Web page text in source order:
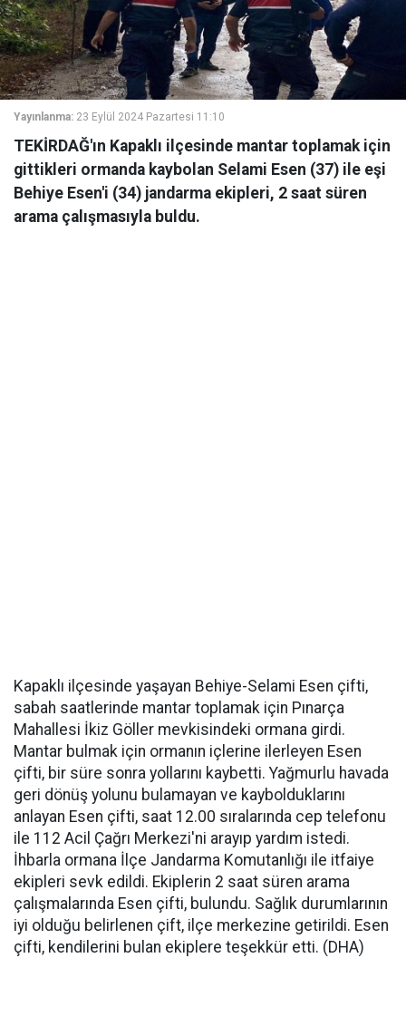
Yayınlanma: 23 Eylül 2024 Pazartesi 11:10
TEKİRDAĞ'ın Kapaklı ilçesinde mantar toplamak için
gittikleri ormanda kaybolan Selami Esen (37) ile eşi
Behiye Esen'i (34) jandarma ekipleri, 2 saat süren
arama çalışmasıyla buldu.
Kapaklı ilçesinde yaşayan Behiye-Selami Esen çifti,
sabah saatlerinde mantar toplamak için Pınarça
Mahallesi İkiz Göller mevkisindeki ormana girdi.
Mantar bulmak için ormanın içlerine ilerleyen Esen
çifti, bir süre sonra yollarını kaybetti. Yağmurlu havada
geri dönüş yolunu bulamayan ve kaybolduklarını
anlayan Esen çifti, saat 12.00 sıralarında cep telefonu
ile 112 Acil Çağrı Merkezi'ni arayıp yardım istedi.
İhbarla ormana İlçe Jandarma Komutanlığı ile itfaiye
ekipleri sevk edildi. Ekiplerin 2 saat süren arama
çalışmalarında Esen çifti, bulundu. Sağlık durumlarının
iyi olduğu belirlenen çift, ilçe merkezine getirildi. Esen
çifti, kendilerini bulan ekiplere teşekkür etti. (DHA)